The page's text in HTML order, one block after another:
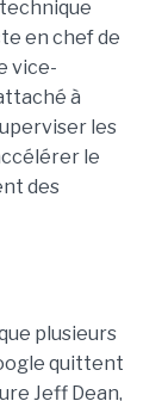
en chef de
vice-
à
les
le
des
plusieurs
quittent
Jeff Dean,